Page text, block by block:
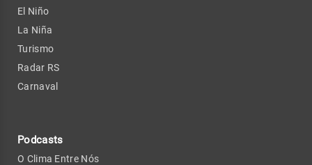
El Niño
La Niña
Turismo
Radar RS
Carnaval
Podcasts
O Clima Entre Nós